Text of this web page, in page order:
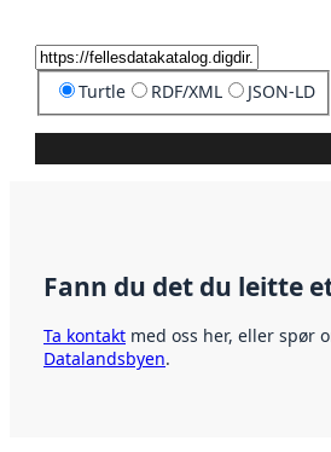
Turtle RDF/XML JSON-LD
Fann du det du leitte
Ta kontakt med oss her, eller spør
Datalandsbyen.